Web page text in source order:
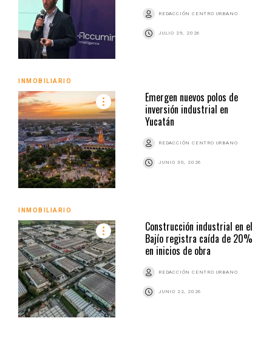
REDACCIÓN CENTRO URBANO
JULIO 29, 2026
INMOBILIARIO
Emergen nuevos polos de
inversión industrial en
Yucatán
REDACCIÓN CENTRO URBANO
JUNIO 30, 2026
INMOBILIARIO
Construcción industrial en el
Bajío registra caída de 20%
en inicios de obra
REDACCIÓN CENTRO URBANO
JUNIO 22, 2026